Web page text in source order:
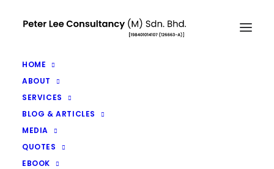
HOME
ABOUT
SERVICES
BLOG & ARTICLES
MEDIA
QUOTES
EBOOK
Segala Yang Aku Lakukan,
Aku Lakukan Demi Kamu
(Pewarisan)